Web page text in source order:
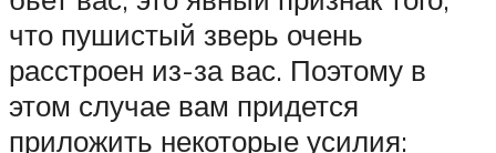
что пушистый зверь очень
расстроен из-за вас. Поэтому в
этом случае вам придется
приложить некоторые усилия: